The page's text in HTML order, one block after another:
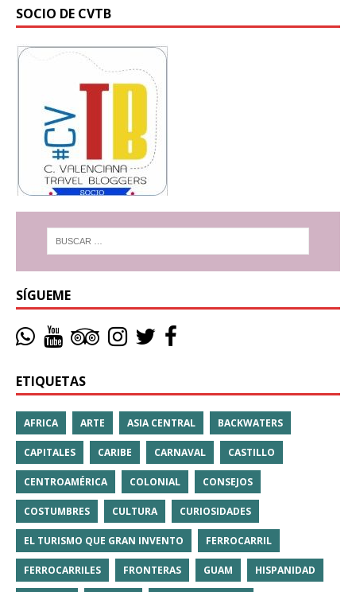
SOCIO DE CVTB
SÍGUEME
ETIQUETAS
AFRICA ARTE ASIA CENTRAL BACKWATERS
CAPITALES CARIBE CARNAVAL CASTILLO
CENTROAMÉRICA COLONIAL CONSEJOS
COSTUMBRES CULTURA CURIOSIDADES
EL TURISMO QUE GRAN INVENTO FERROCARRIL
FERROCARRILES FRONTERAS GUAM HISPANIDAD